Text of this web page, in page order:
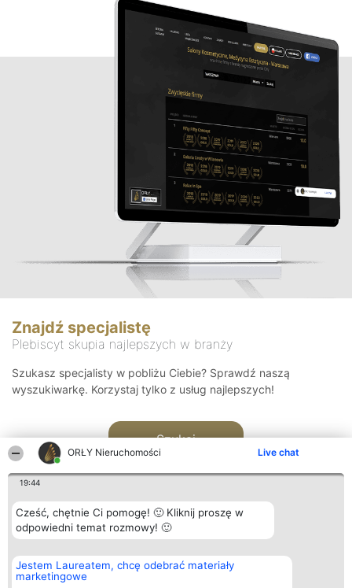
ORŁY Nieruchomości Live chat
19:44
Cześć, chętnie Ci pomogę! 🙂 Kliknij proszę w
odpowiedni temat rozmowy! 🙂
Jestem Laureatem, chcę odebrać materiały
marketingowe
Znajdź specjalistę
Plebiscyt skupia najlepszych w branży
Szukasz specjalisty w pobliżu Ciebie? Sprawdź naszą
wyszukiwarkę. Korzystaj tylko z usług najlepszych!
Szukaj
Organizator plebiscytu
Bright Side Solutions sp. z o.
o. sp. k.
Plebiscyt
Laureaci
Kontakt
Kontakt